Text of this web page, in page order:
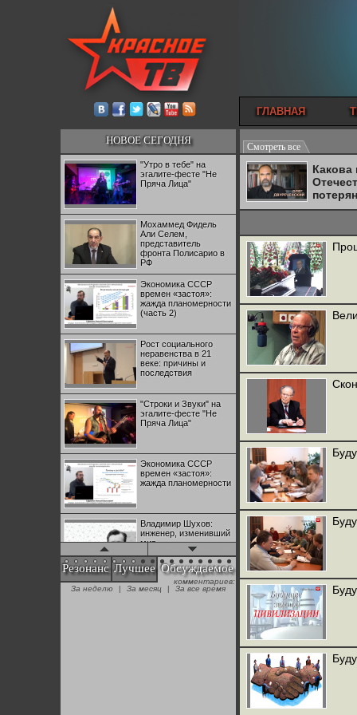
ГЛАВНАЯ
НОВОЕ СЕГОДНЯ
"Утро в тебе" на
эгалите-фесте "Не
Пряча Лица"
Мохаммед Фидель
Али Селем,
представитель
фронта Полисарио в
РФ
Экономика СССР
времен «застоя»:
жажда планомерности
(часть 2)
Рост социального
неравенства в 21
веке: причины и
последствия
"Строки и Звуки" на
эгалите-фесте "Не
Пряча Лица"
Экономика СССР
времен «застоя»:
жажда планомерности
Владимир Шухов:
инженер, изменивший
мир
"Аркадий Коц" на
эгалите-фесте "Не
Резонанс Лучшее Обсуждаемое
комментариев:
За неделю
| За месяц | За все время
Смотреть все